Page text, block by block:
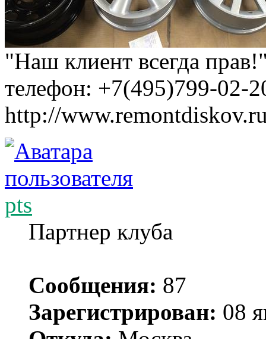
"Наш клиент всегда
телефон: +7(495)799-02-
http://
pts
Партнер клуба
Сообщения: 87
Зарегистрирован: 08